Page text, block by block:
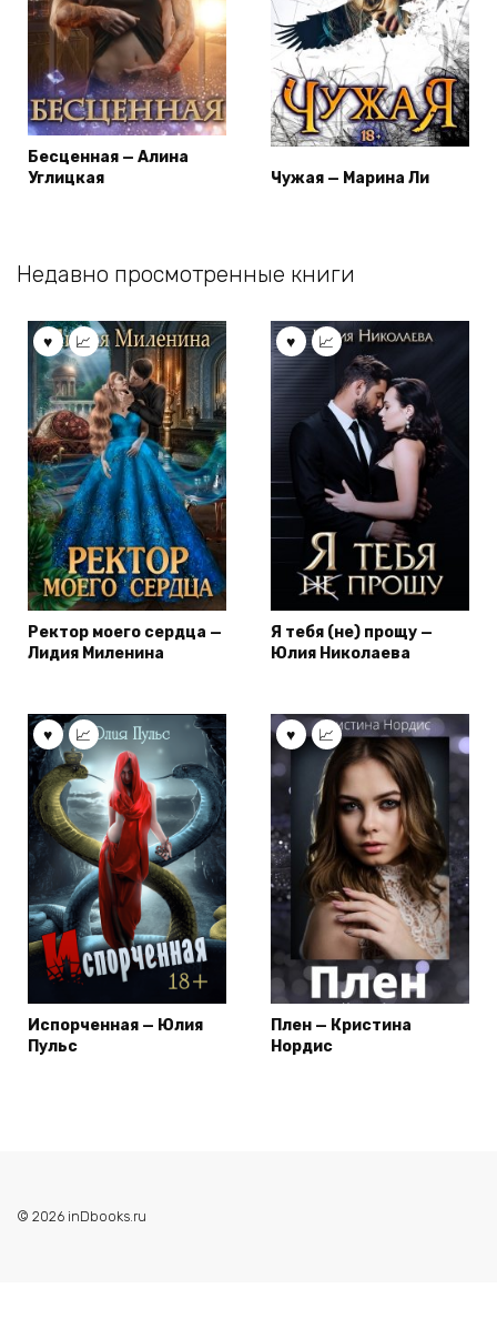
Бесценная — Алина
Углицкая
Чужая — Марина Ли
Недавно просмотренные книги
Ректор моего сердца —
Лидия Миленина
Я тебя (не) прощу —
Юлия Николаева
Испорченная — Юлия
Пульс
Плен — Кристина
Нордис
© 2026 inDbooks.ru